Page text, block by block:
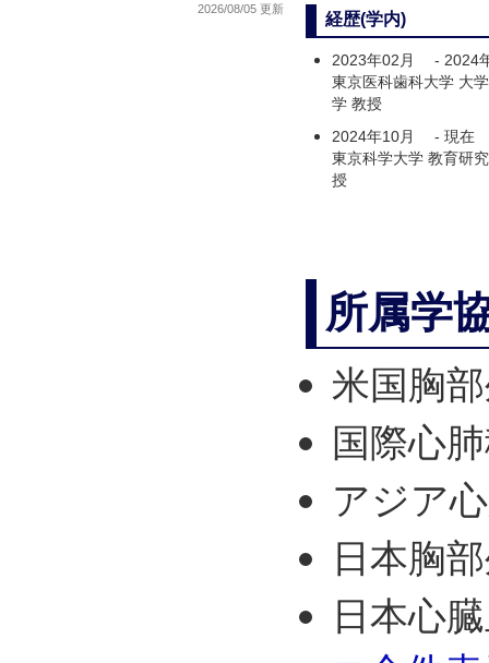
2026/08/05 更新
経歴(学内)
2023年02月 - 2024
東京医科歯科大学 大
学 教授
2024年10月
- 現在
東京科学大学 教育研
授
所属学
米国胸
国際心
アジア
日本胸
日本心